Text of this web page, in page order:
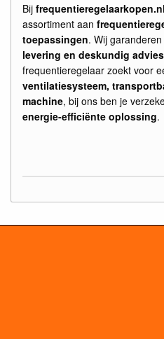
Bij frequentieregelaarkopen.nl
assortiment aan
toepassingen. Wij garanderen
levering en deskundig advies
frequentieregelaar zoekt voor
ventilatiesysteem,
machine, bij ons ben je
energie-efficiënte oplossing.